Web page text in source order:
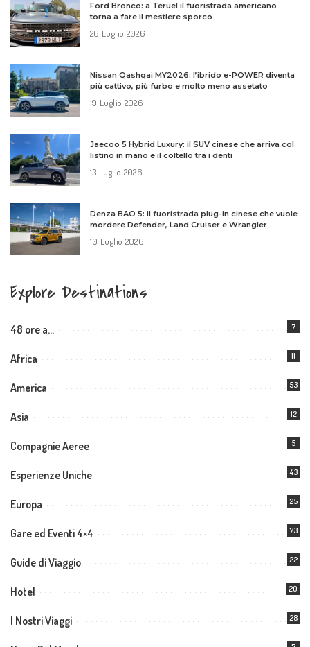
Ford Bronco: a Teruel il fuoristrada americano
torna a fare il mestiere sporco
26 Luglio 2026
Nissan Qashqai MY2026: l’ibrido e-POWER diventa
più cattivo, più furbo e molto meno assetato
19 Luglio 2026
Jaecoo 5 Hybrid Luxury: il SUV cinese che arriva col
listino in mano e il coltello tra i denti
13 Luglio 2026
Denza BAO 5: il fuoristrada plug-in cinese che vuole
mordere Defender, Land Cruiser e Wrangler
10 Luglio 2026
Explore Destinations
48 ore a… 7
Africa 11
America 53
Asia 12
Compagnie Aeree 5
Esperienze Uniche 43
Europa 25
Gare ed Eventi 4×4 73
Guide di Viaggio 22
Hotel 20
I Nostri Viaggi 28